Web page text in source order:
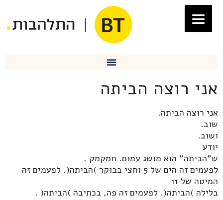
אני רוצה הביתה
אני רוצה הביתה.
שוב.
ושוב.
יודע
ש"הביתה" הוא מושג עמום. חמקמק .
לפעמים זה הים של 5 וחצי בבוקר )הביתה(. לפעמים זה
המיטה של 11
בלילה )הביתה(. לפעמים זה פה, בכתיבה )הביתה( .